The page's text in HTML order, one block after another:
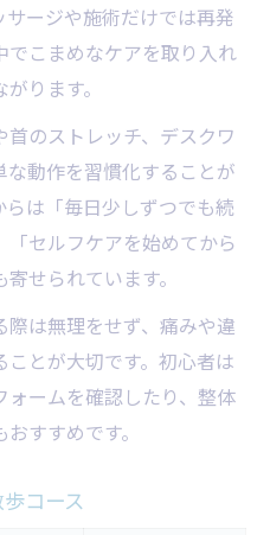
ージや施術だけでは再発
でこまめなケアを取り入れ
ります。
のストレッチ、デスクワ
動作を習慣化することが
は「毎日少しずつでも続
セルフケアを始めてから
せられています。
は無理をせず、痛みや違
とが大切です。初心者は
ームを確認したり、整体
すすめです。
コース